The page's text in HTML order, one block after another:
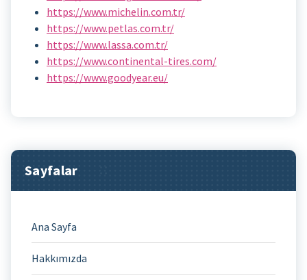
https://www.michelin.com.tr/
https://www.petlas.com.tr/
https://www.lassa.com.tr/
https://www.continental-tires.com/
https://www.goodyear.eu/
Sayfalar
Ana Sayfa
Hakkımızda